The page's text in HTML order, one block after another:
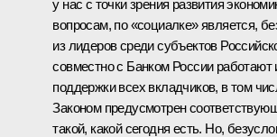
у нас с точки зрения развития
вопросам, по «социалке» является,
из лидеров среди субъектов
совместно с Банком России
поддержки всех вкладчиков, в том
Законом предусмотрен
такой, какой сегодня есть. Но,